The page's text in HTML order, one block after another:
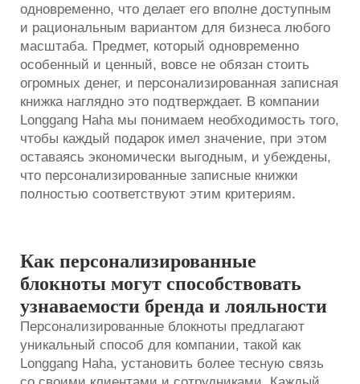
одновременно, что делает его вполне доступным
и рациональным вариантом для бизнеса любого
масштаба. Предмет, который одновременно
особенный и ценный, вовсе не обязан стоить
огромных денег, и персонализированная записная
книжка наглядно это подтверждает. В компании
Longgang Haha мы понимаем необходимость того,
чтобы каждый подарок имел значение, при этом
оставаясь экономически выгодным, и убеждены,
что персонализированные записные книжки
полностью соответствуют этим критериям.
Как персонализированные
блокноты могут способствовать
узнаваемости бренда и лояльности
Персонализированные блокноты предлагают
уникальный способ для компании, такой как
Longgang Haha, установить более тесную связь